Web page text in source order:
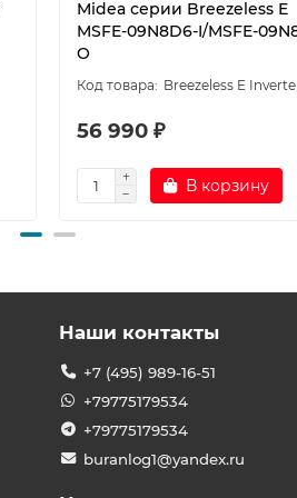
Midea серии Breezeless E
MSFE-09N8D6-I/MSFE-
O
Breezeless E
56 990 ₽
В корзину
Наши контакты
+7 (495) 989-16-51
+79775179534
+79775179534
buranlog1@yandex.ru